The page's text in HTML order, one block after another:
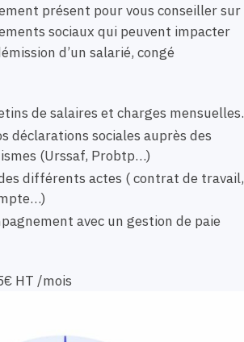
présent pour vous conseiller sur
sociaux qui peuvent impacter
d’un salarié, congé
de salaires et charges mensuelles.
déclarations sociales auprès des
(Urssaf, Probtp…)
différents actes ( contrat de travail,
avec un gestion de paie
HT /mois